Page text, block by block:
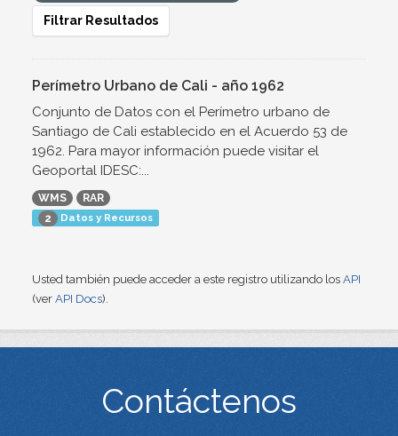
Filtrar Resultados
Perímetro Urbano de Cali - año 1962
Conjunto de Datos con el Perímetro urbano de
Santiago de Cali establecido en el Acuerdo 53 de
1962. Para mayor información puede visitar el
Geoportal IDESC:...
WMS
RAR
2 Datos y Recursos
Usted también puede acceder a este registro utilizando los API
(ver API Docs).
Contáctenos